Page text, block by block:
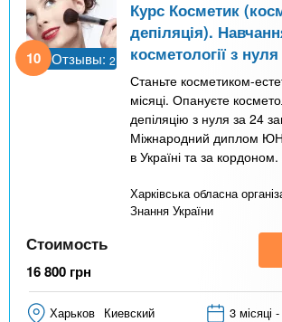
.
o
е
За рубежом
10 Отзывы: 2
Курс Косметик
депіляція).
косметології з нуля
Станьте косметиком-
місяці. Опануєте
депіляцію з нуля за 24
Міжнародний диплом
в Україні та за кордоном.
Харківська обласна
Знання України
Стоимость
16 800 грн
Харьков Киевский 3 місяці